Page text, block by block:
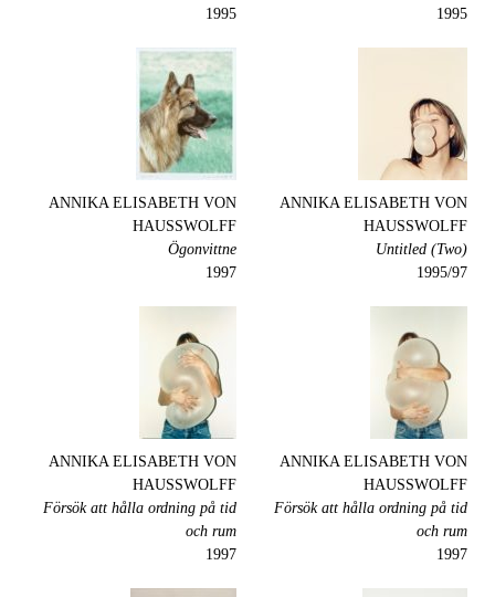
1995
1995
ANNIKA ELISABETH VON
HAUSSWOLFF
Untitled (Two)
1995/97
ANNIKA ELISABETH VON
HAUSSWOLFF
Ögonvittne
1997
ANNIKA ELISABETH VON
HAUSSWOLFF
Försök att hålla ordning på tid
och rum
1997
ANNIKA ELISABETH VON
HAUSSWOLFF
Försök att hålla ordning på tid
och rum
1997